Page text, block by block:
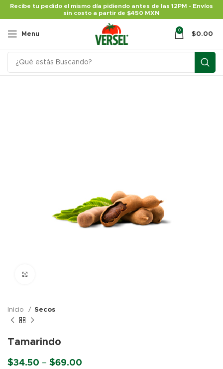
Recibe tu pedido el mismo día pidiendo antes de las 12PM - Envíos
sin costo a partir de $450 MXN
Menu
0
$0.00
Inicio Secos
Tamarindo
$34.50 – $69.00